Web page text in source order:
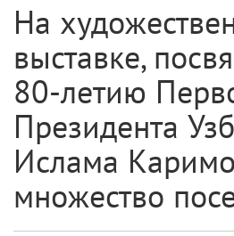
На
выставке,
80-летию
Президента
Ислама
множество